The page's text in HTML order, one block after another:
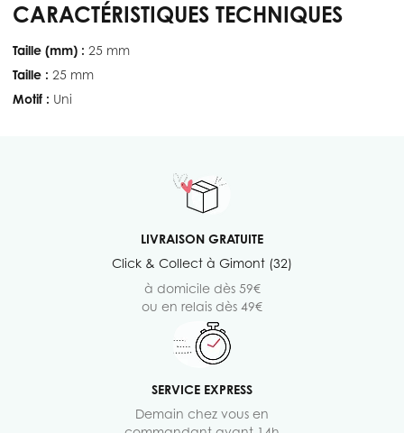
CARACTÉRISTIQUES TECHNIQUES
Taille (mm) : 25 mm
Taille : 25 mm
Motif : Uni
LIVRAISON GRATUITE
Click & Collect à Gimont (32)
à domicile dès 59€
ou en relais dès 49€
SERVICE EXPRESS
Demain chez vous en